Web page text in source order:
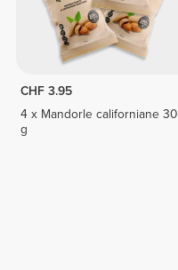
CHF 3.95
4 x Mandorle californiane 30
g